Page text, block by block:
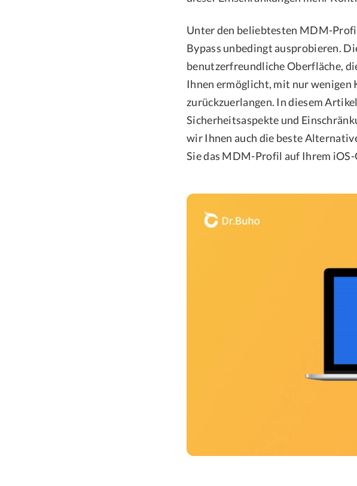
Unter den beliebtesten MDM-
Bypass unbedingt ausprobieren.
benutzerfreundliche Oberfläche,
Ihnen ermöglicht, mit nur wenigen
zurückzuerlangen. In diesem
Sicherheitsaspekte und
wir Ihnen auch die beste
Sie das MDM-Profil auf Ihrem